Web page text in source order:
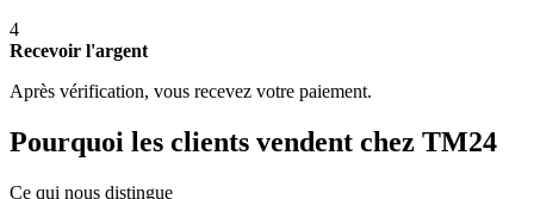
4
Recevoir l'argent
Après vérification, vous recevez votre paiement.
Pourquoi les clients vendent chez TM24
Ce qui nous distingue